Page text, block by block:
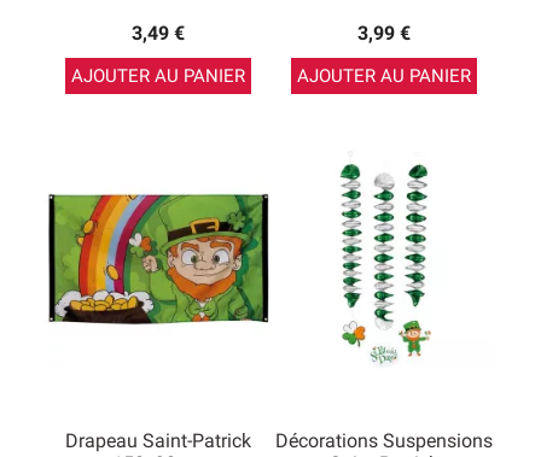
3,49 €
AJOUTER AU PANIER
3,99 €
AJOUTER AU PANIER
Drapeau Saint-Patrick
Décorations Suspensions